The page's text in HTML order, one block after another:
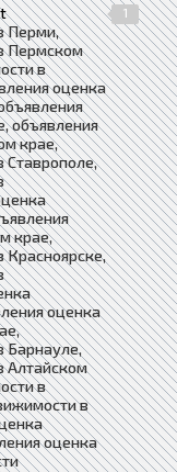
1
Перми,
Пермском
в
оценка
объявления
крае,
Ставрополе,
крае,
Красноярске,
оценка
Барнауле,
Алтайском
в
в
оценка